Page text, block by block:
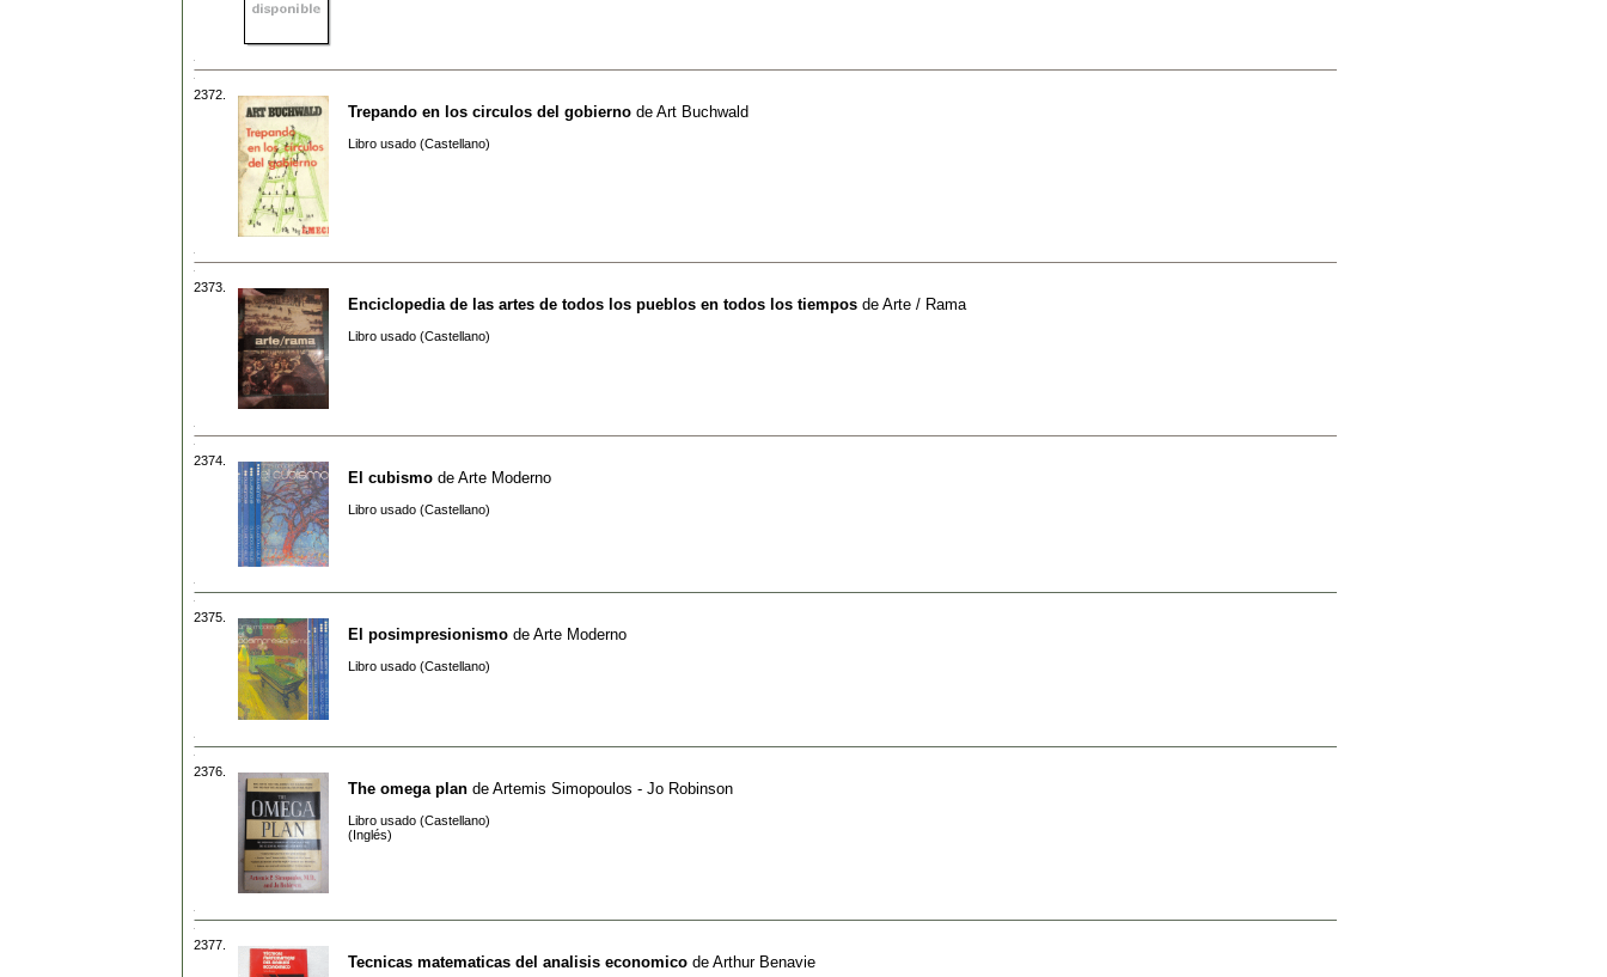
2372.
Trepando en los circulos del gobierno de Art Buchwald
Libro usado (Castellano)
2373.
Enciclopedia de las artes de todos los pueblos en todos los tiempos de Arte / Rama
Libro usado (Castellano)
2374.
El cubismo de Arte Moderno
Libro usado (Castellano)
2375.
El posimpresionismo de Arte Moderno
Libro usado (Castellano)
2376.
The omega plan de Artemis Simopoulos - Jo Robinson
Libro usado (Castellano)
(Inglés)
2377.
Tecnicas matematicas del analisis economico de Arthur Benavie